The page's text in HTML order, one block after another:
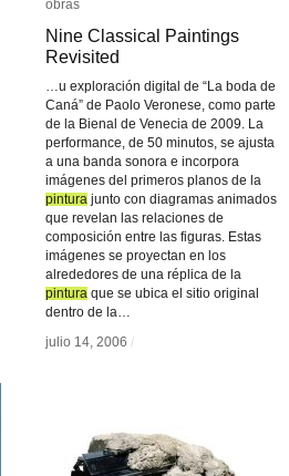
obras
Nine Classical Paintings
Revisited
…u exploración digital de “La boda de
Caná” de Paolo Veronese, como parte
de la Bienal de Venecia de 2009. La
performance, de 50 minutos, se ajusta
a una banda sonora e incorpora
imágenes del primeros planos de la
pintura junto con diagramas animados
que revelan las relaciones de
composición entre las figuras. Estas
imágenes se proyectan en los
alrededores de una réplica de la
pintura que se ubica el sitio original
dentro de la…
julio 14, 2006 /
obras
Nine Classical Paintings
Revisited
pintura
pintura
julio 14, 2006 /